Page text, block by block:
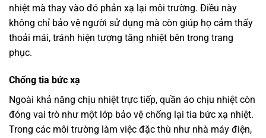
nhiệt mà thay vào đó phản xạ lại môi trường. Điều này
không chỉ bảo vệ người sử dụng mà còn giúp họ cảm thấy
thoải mái, tránh hiện tượng tăng nhiệt bên trong trang
phục.
Chống tia bức xạ
Ngoài khả năng chịu nhiệt trực tiếp, quần áo chịu nhiệt còn
đóng vai trò như một lớp bảo vệ chống lại tia bức xạ nhiệt.
Trong các môi trường làm việc đặc thù như nhà máy điện,